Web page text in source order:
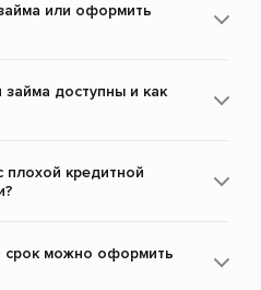
или оформить
доступны и как
кредитной
срок можно оформить